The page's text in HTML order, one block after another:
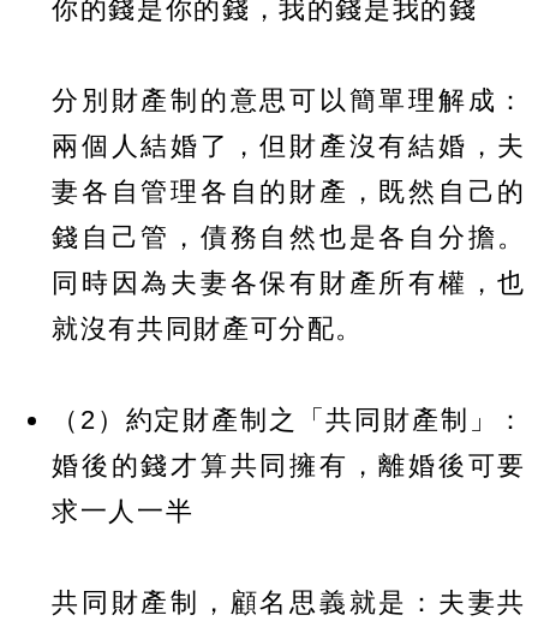
你的錢是你的錢，我的錢是我的錢
分別財產制的意思可以簡單理解成：
兩個人結婚了，但財產沒有結婚，夫
妻各自管理各自的財產，既然自己的
錢自己管，債務自然也是各自分擔。
同時因為夫妻各保有財產所有權，也
就沒有共同財產可分配。
（2）約定財產制之「共同財產制」：
婚後的錢才算共同擁有，離婚後可要
求一人一半
共同財產制，顧名思義就是：夫妻共